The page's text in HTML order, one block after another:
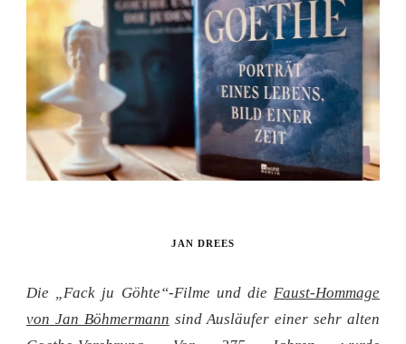
JAN DREES
Die „Fack ju Göhte“-Filme und die Faust-Hommage
von Jan Böhmermann sind Ausläufer einer sehr alten